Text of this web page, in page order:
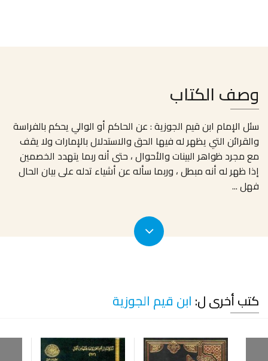
وصف الكتاب
سئل الإمام ابن قيم الجوزية : عن الحاكم أو الوالي يحكم بالفراسة
والقرائن التي يظهر له فيها الحق والاستدلال بالإمارات ولا يقف
مع مجرد ظواهر البينات والأحوال ، حتى أنه ربما يتهدد الخصمين
إذا ظهر له أنه مبطل ، وربما سأله عن أشياء تدله على بيان الحال
فهل...
كتب أخرى ل: ابن قيم الجوزية